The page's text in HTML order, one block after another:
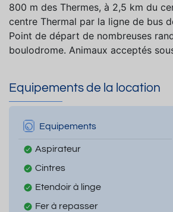
800 m des Thermes, à 2,5 km du
centre Thermal par la ligne de bus
Point de départ de nombreuses
boulodrome. Animaux acceptés
Equipements de la location
Equipements
Aspirateur
Cintres
Etendoir à linge
Fer à repasser